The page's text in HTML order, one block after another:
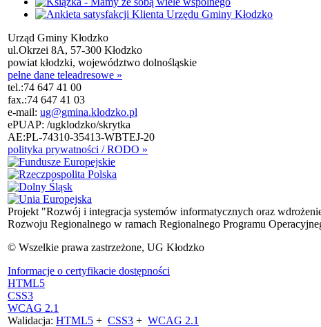
Urząd Gminy Kłodzko
ul.Okrzei 8A, 57-300 Kłodzko
powiat kłodzki, województwo dolnośląskie
pełne dane teleadresowe »
tel.:74 647 41 00
fax.:74 647 41 03
e-mail: ug@gmina.klodzko.pl
ePUAP: /ugklodzko/skrytka
AE:PL-74310-35413-WBTEJ-20
polityka prywatności / RODO »
Projekt "Rozwój i integracja systemów informatycznych oraz
Rozwoju Regionalnego w ramach Regionalnego Programu
© Wszelkie prawa zastrzeżone, UG Kłodzko
Informacje o certyfikacie dostępności
HTML5
CSS3
WCAG 2.1
Walidacja: HTML5 + CSS3 + WCAG 2.1